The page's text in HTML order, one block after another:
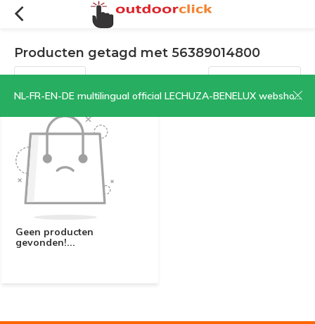
NL-FR-EN-DE multilingual official LECHUZA-BENELUX webshop | CLICK HERE NOW!
Producten getagd met 56389014800
Filters Sorteren op:
Geen producten
gevonden!...